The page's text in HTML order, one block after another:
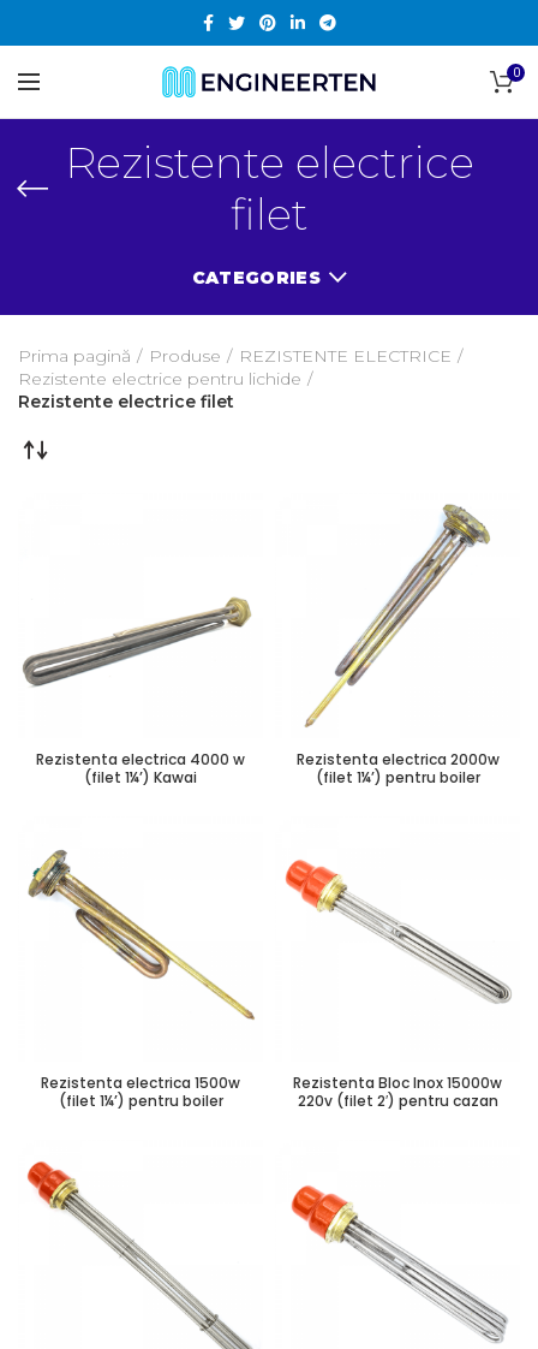
0
Rezistente electrice
filet
CATEGORIES
Prima pagină Produse
REZISTENTE ELECTRICE
Rezistente electrice pentru lichide
Rezistente electrice filet
Rezistenta electrica 4000 w
(filet 1¼’) Kawai
Rezistenta electrica 2000w
(filet 1¼’) pentru boiler
Rezistenta electrica 1500w
(filet 1¼’) pentru boiler
Rezistenta Bloc Inox 15000w
220v (filet 2′) pentru cazan